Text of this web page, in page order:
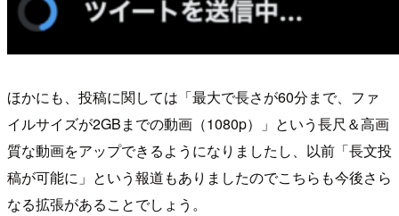
ほかにも、投稿に関しては「最大で長さが60分まで、ファ
イルサイズが2GBまでの動画（1080p）」という長尺＆高画
質な動画をアップできるようになりましたし、以前「長文投
稿が可能に」という報道もありましたのでこちらも今後さら
なる拡張があることでしょう。